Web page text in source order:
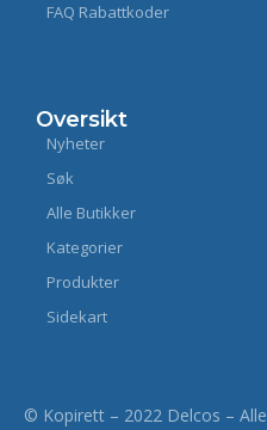
FAQ Rabattkoder
Oversikt
Nyheter
Søk
Alle Butikker
Kategorier
Produkter
Sidekart
© Kopirett – 2022 Delcos – Alle